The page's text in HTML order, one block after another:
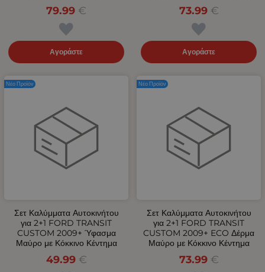
79.99 €
Αγοράστε
73.99 €
Αγοράστε
Σετ Καλύμματα Αυτοκινήτου
για 2+1 FORD TRANSIT
CUSTOM 2009+ Ύφασμα
Μαύρο με Κόκκινο Κέντημα
49.99 €
Νέο Προϊόν
Σετ Καλύμματα Αυτοκινήτου
για 2+1 FORD TRANSIT
CUSTOM 2009+ ECO Δέρμα
Μαύρο με Κόκκινο Κέντημα
73.99 €
Νέο Προϊόν